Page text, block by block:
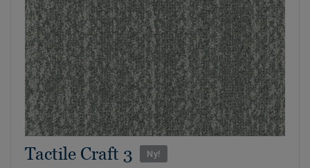
Tactile Craft 3 Ny!